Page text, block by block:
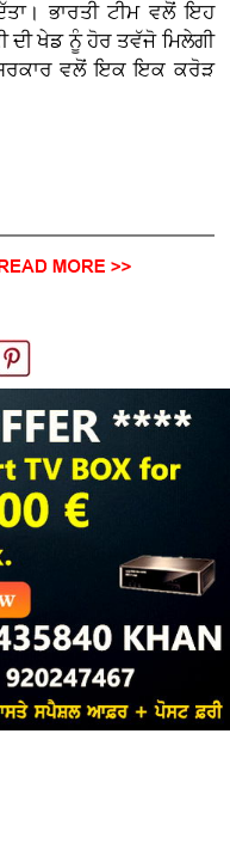
ਭਾਰਤੀ ਟੀਮ ਵਲੋਂ ਇਹ
ਦੀ ਖੇਡ ਨੂੰ ਹੋਰ ਤਵੱਜੋ ਮਿਲੇਗੀ
ਸਰਕਾਰ ਵਲੋਂ ਇਕ ਇਕ ਕਰੋੜ